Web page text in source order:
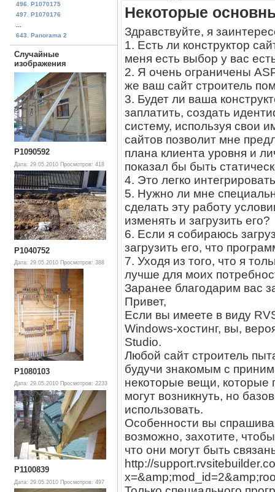
496. P1070175
497. P1070176
...
643. Panorama 2
Случайные
изображения
P1090592
Дата: 29.05.2010 Просмотров: 418
P1040752
Дата: 29.05.2010 Просмотров: 388
P1080103
Дата: 29.05.2010 Просмотров: 2233
P1100839
Дата: 29.05.2010 Просмотров: 497
Некоторые
Здравствуйте, я
1. Есть ли конструктор
меня есть выбор у вас
2. Я очень ограничены
же ваш сайт строитель
3. Будет ли ваша
заплатить, создать
систему, используя свои
сайтов позволит мне
плана клиента уровня и
показал бы быть
4. Это легко
5. Нужно ли мне
сделать эту работу
изменять и загрузить его?
6. Если я собираюсь
загрузить его, что
7. Уходя из того, что я
лучше для моих
Заранее благодарим вас
Привет,
Если вы имеете в виду
Windows-хостинг, вы,
Studio.
Любой сайт строитель
будучи знакомым с
некоторые вещи, которые
могут возникнуть, но
использовать.
Особенности вы
возможно, захотите,
что они могут быть
http://